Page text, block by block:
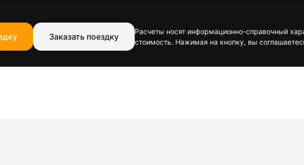
Заказать поездку
Расчеты носят информационно-справочный
стоимость. Нажимая на кнопку, вы